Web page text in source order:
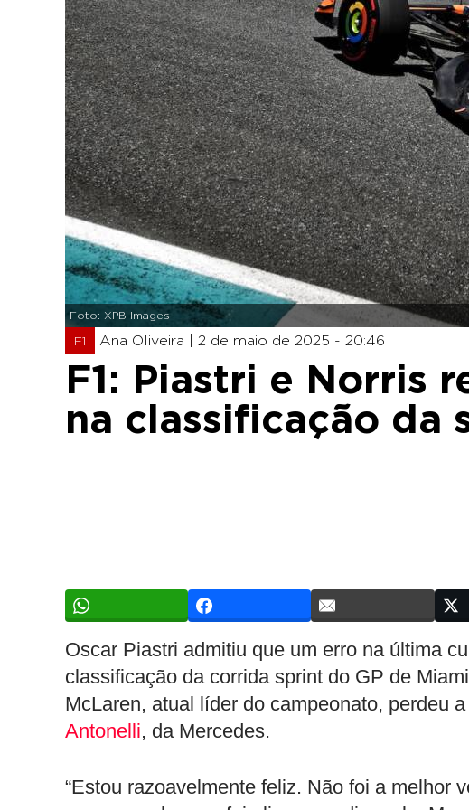
Foto: XPB Images
F1 Ana Oliveira | 2 de maio de 2025 - 20:46
F1: Piastri e Norris
na classificação da
Oscar Piastri admitiu que um erro na última
classificação da corrida sprint do GP de
McLaren, atual líder do campeonato, perdeu
Antonelli, da Mercedes.
“Estou razoavelmente feliz. Não foi a melhor